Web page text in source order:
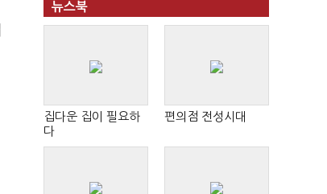
뉴스북
집다운 집이 필요하
다
편의점 전성시대